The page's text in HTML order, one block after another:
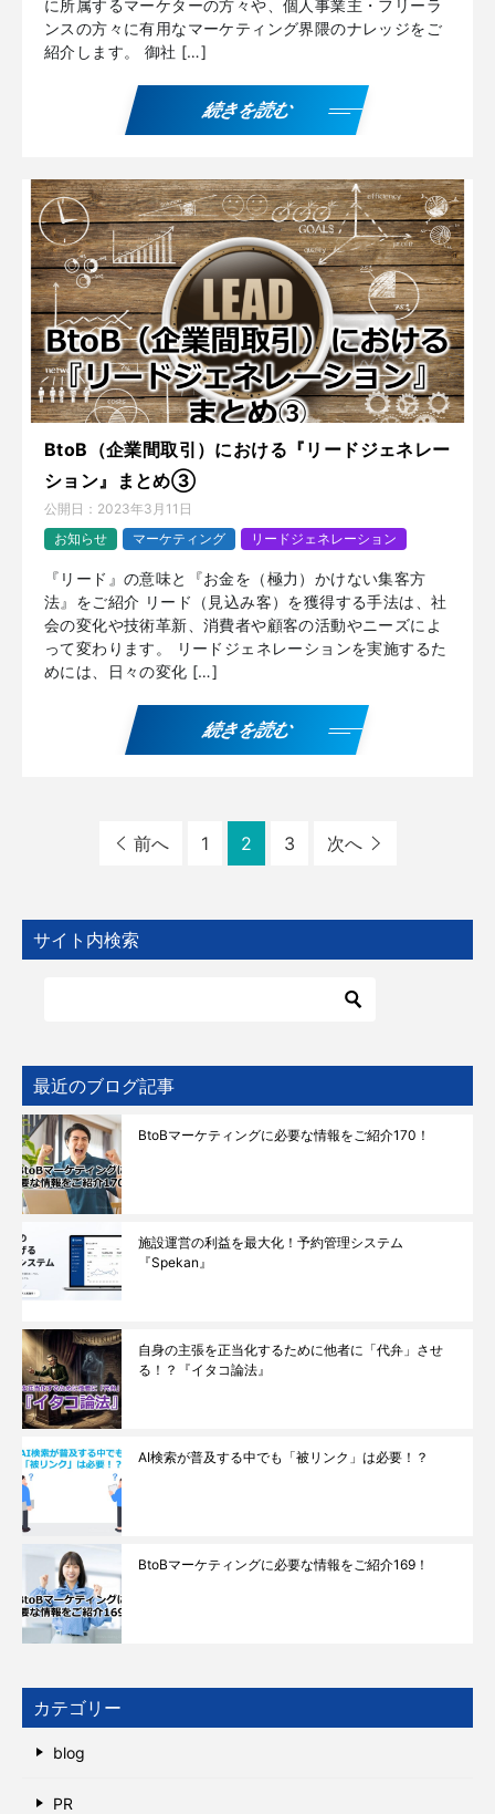
に所属するマーケターの方々や、個人事業主・フリーラ
ンスの方々に有用なマーケティング界隈のナレッジをご
紹介します。 御社 […]
続きを読む
BtoB（企業間取引）における『リードジェネレー
ション』まとめ③
公開日： 2023年3月11日
お知らせ
マーケティング リードジェネレーション
『リード』の意味と『お金を（極力）かけない集客方
法』をご紹介 リード（見込み客）を獲得する手法は、社
会の変化や技術革新、消費者や顧客の活動やニーズによ
って変わります。 リードジェネレーションを実施するた
めには、日々の変化 […]
続きを読む
前へ 1 2 3 次へ
サイト内検索
最近のブログ記事
BtoBマーケティングに必要な情報をご紹介170！
施設運営の利益を最大化！予約管理システム
『Spekan』
自身の主張を正当化するために他者に「代弁」させ
る！？『イタコ論法』
AI検索が普及する中でも「被リンク」は必要！？
BtoBマーケティングに必要な情報をご紹介169！
カテゴリー
blog
PR